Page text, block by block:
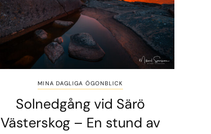
MINA DAGLIGA ÖGONBLICK
Solnedgång vid Särö
Västerskog – En stund av